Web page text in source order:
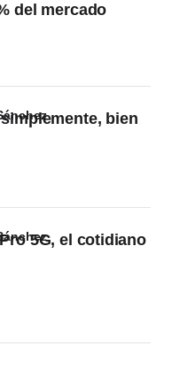
del mercado
bien
5G, el cotidiano